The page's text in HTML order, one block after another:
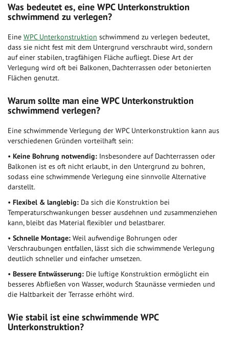
Was bedeutet es, eine WPC Unterkonstruktion
schwimmend zu verlegen?
Eine WPC Unterkonstruktion schwimmend zu verlegen bedeutet,
dass sie nicht fest mit dem Untergrund verschraubt wird, sondern
auf einer stabilen, tragfähigen Fläche aufliegt. Diese Art der
Verlegung wird oft bei Balkonen, Dachterrassen oder betonierten
Flächen genutzt.
Warum sollte man eine WPC Unterkonstruktion
schwimmend verlegen?
Eine schwimmende Verlegung der WPC Unterkonstruktion kann aus
verschiedenen Gründen vorteilhaft sein:
• Keine Bohrung notwendig: Insbesondere auf Dachterrassen oder
Balkonen ist es oft nicht erlaubt, in den Untergrund zu bohren,
sodass eine schwimmende Verlegung eine sinnvolle Alternative
darstellt.
• Flexibel & langlebig: Da sich die Konstruktion bei
Temperaturschwankungen besser ausdehnen und zusammenziehen
kann, bleibt das Material flexibler und belastbarer.
• Schnelle Montage: Weil aufwendige Bohrungen oder
Verschraubungen entfallen, lässt sich die schwimmende Verlegung
deutlich schneller und einfacher umsetzen.
• Bessere Entwässerung: Die luftige Konstruktion ermöglicht ein
besseres Abfließen von Wasser, wodurch Staunässe vermieden und
die Haltbarkeit der Terrasse erhöht wird.
Wie stabil ist eine schwimmende WPC
Unterkonstruktion?